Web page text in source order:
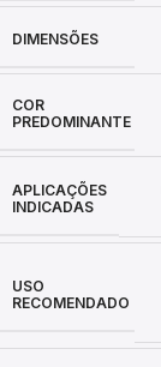
DIMENSÕES
COR
PREDOMINANTE
APLICAÇÕES
INDICADAS
USO
RECOMENDADO